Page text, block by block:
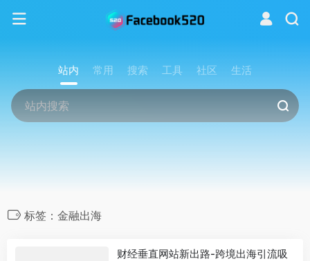
站内 常用 搜索 工具 社区 生活
标签：金融出海
财经垂直网站新出路-跨境出海引流吸